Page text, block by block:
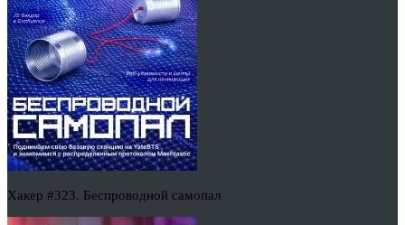
Хакер #323. Беспроводной самопал